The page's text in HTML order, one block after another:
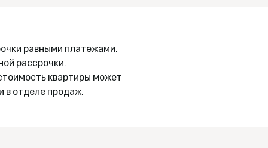
равными платежами.
рассрочки.
квартиры может
в отделе продаж.